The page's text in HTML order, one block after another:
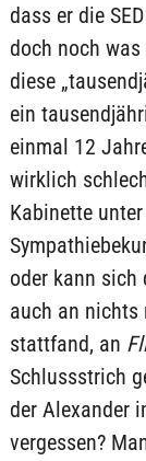
dass er die
doch noch
diese
ein
einmal 12
wirklich
Kabinette
oder kann sich
auch an nichts
stattfand, an
Schlussstrich
der Alexander
vergessen?